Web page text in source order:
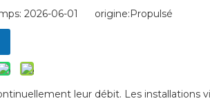
2026-06-01 origine:Propulsé
leur débit. Les installations